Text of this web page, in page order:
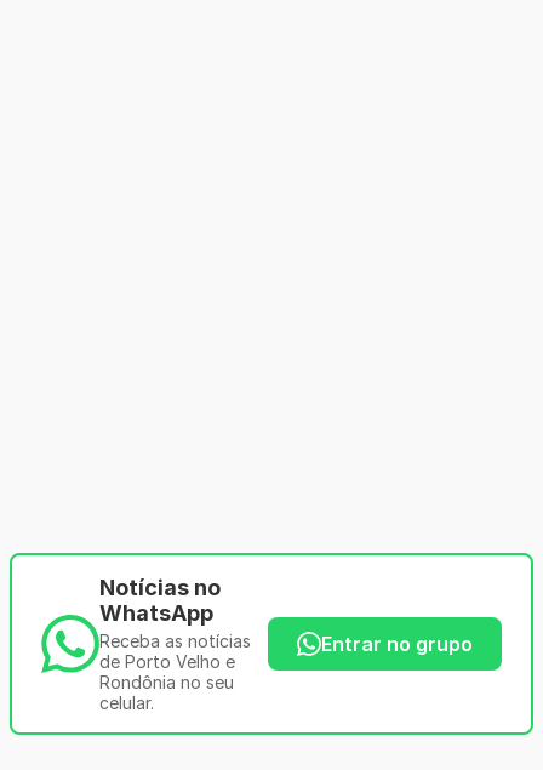
Notícias no
WhatsApp
Receba as notícias
de Porto Velho e
Rondônia no seu
celular.
Entrar no grupo